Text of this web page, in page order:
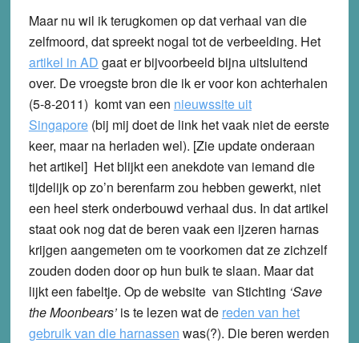
Maar nu wil ik terugkomen op dat verhaal van die
zelfmoord, dat spreekt nogal tot de verbeelding. Het
artikel in AD gaat er bijvoorbeeld bijna uitsluitend
over. De vroegste bron die ik er voor kon achterhalen
(5-8-2011) komt van een nieuwssite uit
Singapore (bij mij doet de link het vaak niet de eerste
keer, maar na herladen wel). [Zie update onderaan
het artikel]Het blijkt een anekdote van iemand die
tijdelijk op zo’n berenfarm zou hebben gewerkt, niet
een heel sterk onderbouwd verhaal dus. In dat artikel
staat ook nog dat de beren vaak een ijzeren harnas
krijgen aangemeten om te voorkomen dat ze zichzelf
zouden doden door op hun buik te slaan. Maar dat
lijkt een fabeltje. Op de website van Stichting ‘Save
the Moonbears’is te lezen wat de reden van het
gebruik van die harnassen was(?). Die beren werden